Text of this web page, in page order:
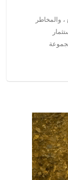
والمخاطر